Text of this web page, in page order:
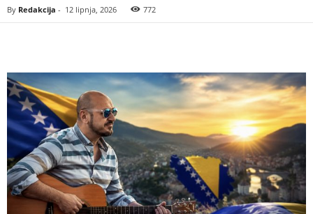
By Redakcija - 12 lipnja, 2026 772